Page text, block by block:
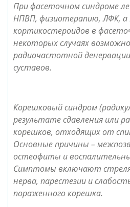
При фасеточном синдроме
НПВП, физиотерапию, ЛФК, а
кортикостероидов в
некоторых случаях
радиочастотной
суставов.
Корешковый синдром
результате сдавления или
корешков, отходящих от
Основные причины –
остеофиты и
Симптомы включают
нерва, парестезии и
пораженного корешка.